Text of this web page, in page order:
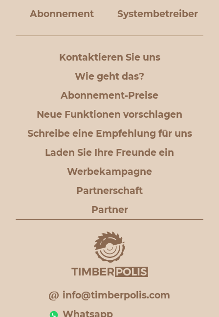
Abonnement Systembetreiber
Kontaktieren Sie uns
Wie geht das?
Abonnement-Preise
Neue Funktionen vorschlagen
Schreibe eine Empfehlung für uns
Laden Sie Ihre Freunde ein
Werbekampagne
Partnerschaft
Partner
info@timberpolis.com
Whatsapp